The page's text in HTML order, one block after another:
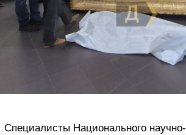
Специалисты Национального научно-